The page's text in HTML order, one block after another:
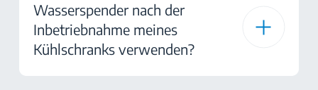
Wasserspender nach der
Inbetriebnahme meines
Kühlschranks verwenden?